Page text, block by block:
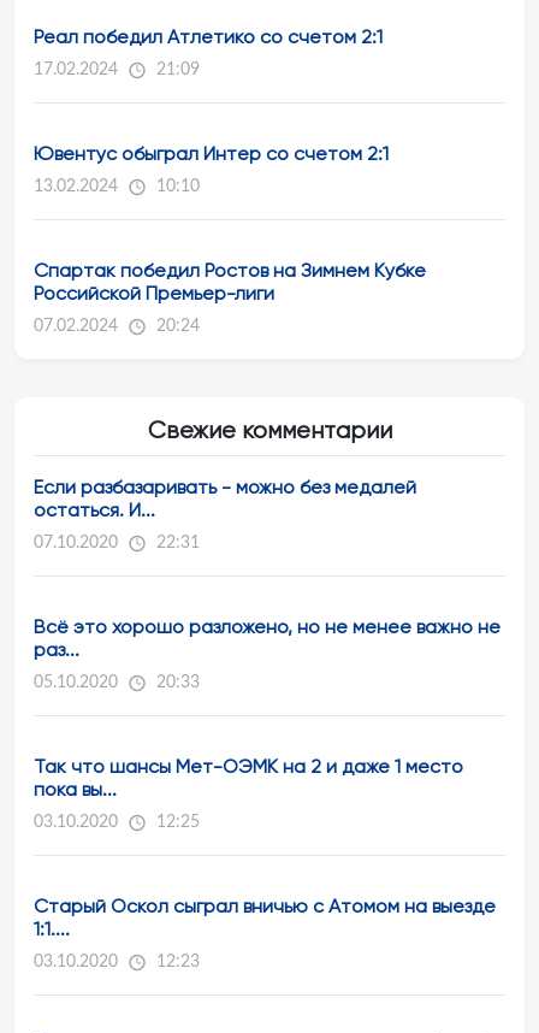
Реал победил Атлетико со счетом 2:1
17.02.2024 21:09
Ювентус обыграл Интер со счетом 2:1
13.02.2024 10:10
Спартак победил Ростов на Зимнем Кубке
Российской Премьер-лиги
07.02.2024 20:24
Свежие комментарии
Если разбазаривать - можно без медалей
остаться. И...
07.10.2020 22:31
Всё это хорошо разложено, но не менее важно не
раз...
05.10.2020 20:33
Так что шансы Мет-ОЭМК на 2 и даже 1 место
пока вы...
03.10.2020 12:25
Старый Оскол сыграл вничью с Атомом на выезде
1:1....
03.10.2020 12:23